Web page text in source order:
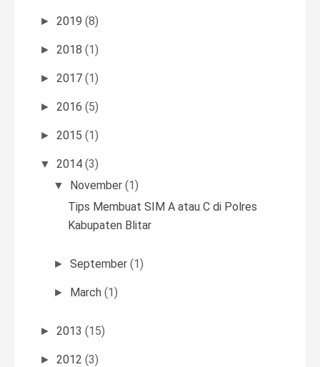
► 2019 (8)
► 2018 (1)
► 2017 (1)
► 2016 (5)
► 2015 (1)
▼ 2014 (3)
▼ November(1)
Tips Membuat SIM A atau C di Polres
Kabupaten Blitar
►September(1)
► March(1)
► 2013 (15)
► 2012 (3)